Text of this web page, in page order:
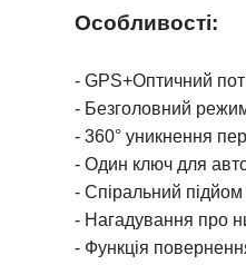
Особливості:
- GPS+Оптичний
- Безголовний
- 360° уникнення
- Один ключ для
- Спіральний підйом
- Нагадування про
- Функція